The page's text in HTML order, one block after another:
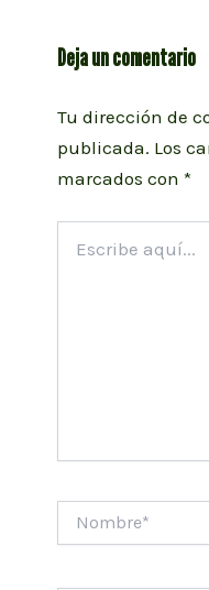
Deja un comentario
Tu dirección de
publicada. Los
marcados con *
aquí...